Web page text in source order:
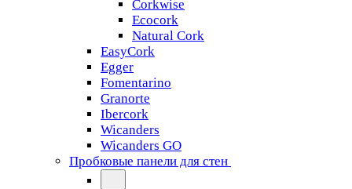
Corkwise
Ecocork
Natural Cork
EasyCork
Egger
Fomentarino
Granorte
Ibercork
Wicanders
Wicanders GO
Пробковые панели для стен